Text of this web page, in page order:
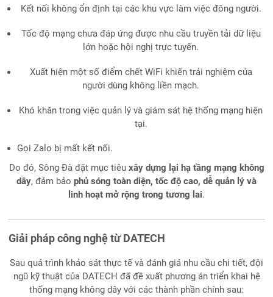
Kết nối không ổn định tại các khu vực làm việc đông người.
Tốc độ mạng chưa đáp ứng được nhu cầu truyền tải dữ liệu
lớn hoặc hội nghị trực tuyến.
Xuất hiện một số điểm chết WiFi khiến trải nghiệm của
người dùng không liền mạch.
Khó khăn trong việc quản lý và giám sát hệ thống mạng hiện
tại.
Gọi Zalo bị mất kết nối.
Do đó, Sông Đà đặt mục tiêu xây dựng lại hạ tầng mạng không
dây, đảm bảo phủ sóng toàn diện, tốc độ cao, dễ quản lý và
linh hoạt mở rộng trong tương lai.
Giải pháp công nghệ từ DATECH
Sau quá trình khảo sát thực tế và đánh giá nhu cầu chi tiết, đội
ngũ kỹ thuật của DATECH đã đề xuất phương án triển khai hệ
thống mạng không dây với các thành phần chính sau: